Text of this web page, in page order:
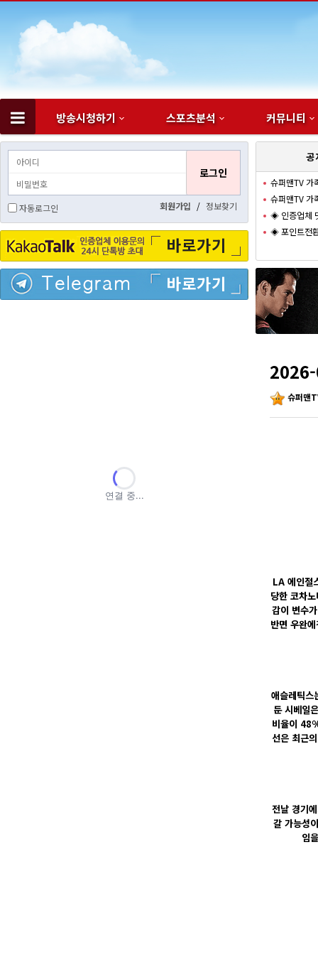
방송시청하기 스포츠분석 커뮤니티
하위분류
자동로그인 회원가입 / 정보찾기
바로가기
바로가기
공
슈퍼맨TV 가
슈퍼맨TV 가
◈ 인증업체
◈ 포인트전
슈퍼맨
LA 에인절
당한 코차
감이 변수
반면 우완
애슬레틱
둔 시베일
비율이
선은 최근
전날 경기
갈 가능성
임